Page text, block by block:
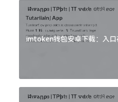
imtoken钱包安卓下载：入口